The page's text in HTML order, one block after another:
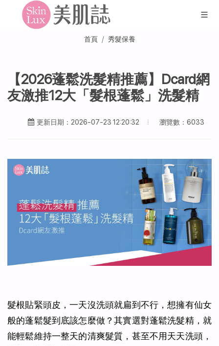
首頁 秀髮保養
【2026蓬鬆洗髮精推薦】Dcard網
友激推12大「髮根蓬鬆」洗髮精
更新日期：2026-07-23 12:20:32 瀏覽數：6033
髮根貼緊頭皮，一天沒洗頭就扁到不行，想擁有仙女
般的蓬鬆髮到底該怎麼做？其實選對蓬鬆洗髮精，就
能輕鬆維持一整天的清爽髮質，甚至不用天天洗頭，